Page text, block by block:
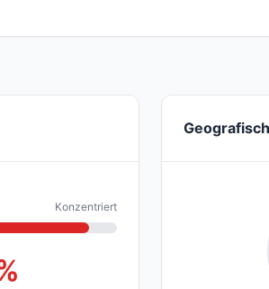
Konzentriert